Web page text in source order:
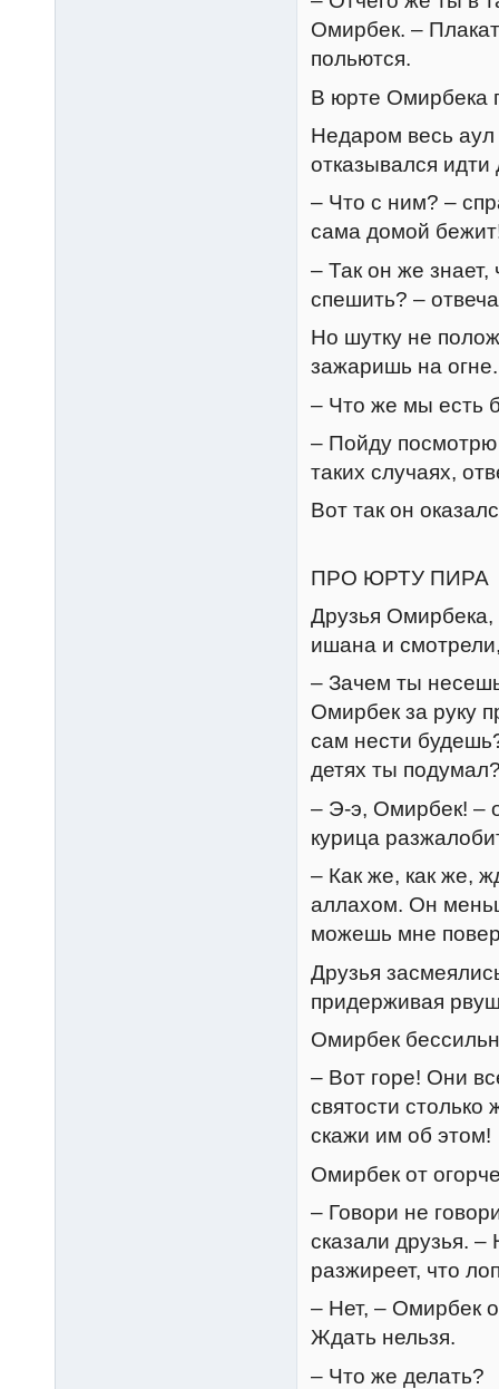
Омирбек. –
польются.
В юрте Омирбека
Недаром весь
отказывался
– Что с ним? –
сама домой
– Так он же
спешить? –
Но шутку не
зажаришь на огне.
– Что же мы есть
– Пойду посмотрю
таких случаях,
Вот так он
ПРО ЮРТУ ПИРА
Друзья Омирбека,
ишана и
– Зачем ты
Омирбек за руку
сам нести
детях ты
– Э-э, Омирбек! –
курица
– Как же, как же,
аллахом. Он
можешь мне
Друзья
придерживая
Омирбек
– Вот горе! Они
святости столько
скажи им об этом!
Омирбек от
– Говори не
сказали друзья. –
разжиреет, что
– Нет, – Омирбек
Ждать нельзя.
– Что же делать?